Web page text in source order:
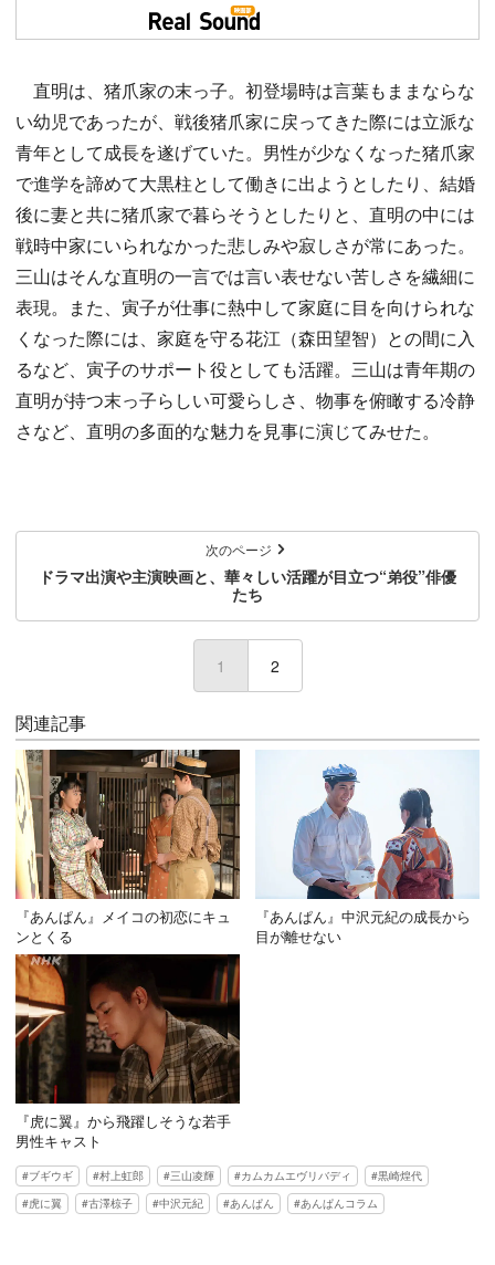
直明は、猪爪家の末っ子。初登場時は言葉もままならな
い幼児であったが、戦後猪爪家に戻ってきた際には立派な
青年として成長を遂げていた。男性が少なくなった猪爪家
で進学を諦めて大黒柱として働きに出ようとしたり、結婚
後に妻と共に猪爪家で暮らそうとしたりと、直明の中には
戦時中家にいられなかった悲しみや寂しさが常にあった。
三山はそんな直明の一言では言い表せない苦しさを繊細に
表現。また、寅子が仕事に熱中して家庭に目を向けられな
くなった際には、家庭を守る花江（森田望智）との間に入
るなど、寅子のサポート役としても活躍。三山は青年期の
直明が持つ末っ子らしい可愛らしさ、物事を俯瞰する冷静
さなど、直明の多面的な魅力を見事に演じてみせた。
次のページ
ドラマ出演や主演映画と、華々しい活躍が目立つ“弟役”俳優
たち
1 (current)
2
関連記事
『あんぱん』メイコの初恋にキュ
ンとくる
『あんぱん』中沢元紀の成長から
目が離せない
『虎に翼』から飛躍しそうな若手
男性キャスト
ブギウギ 村上虹郎 三山凌輝 カムカムエヴリバディ
黒崎煌代
虎に翼
古澤椋子 中沢元紀 あんぱん あんぱんコラム